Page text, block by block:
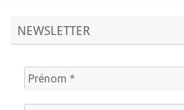
NEWSLETTER